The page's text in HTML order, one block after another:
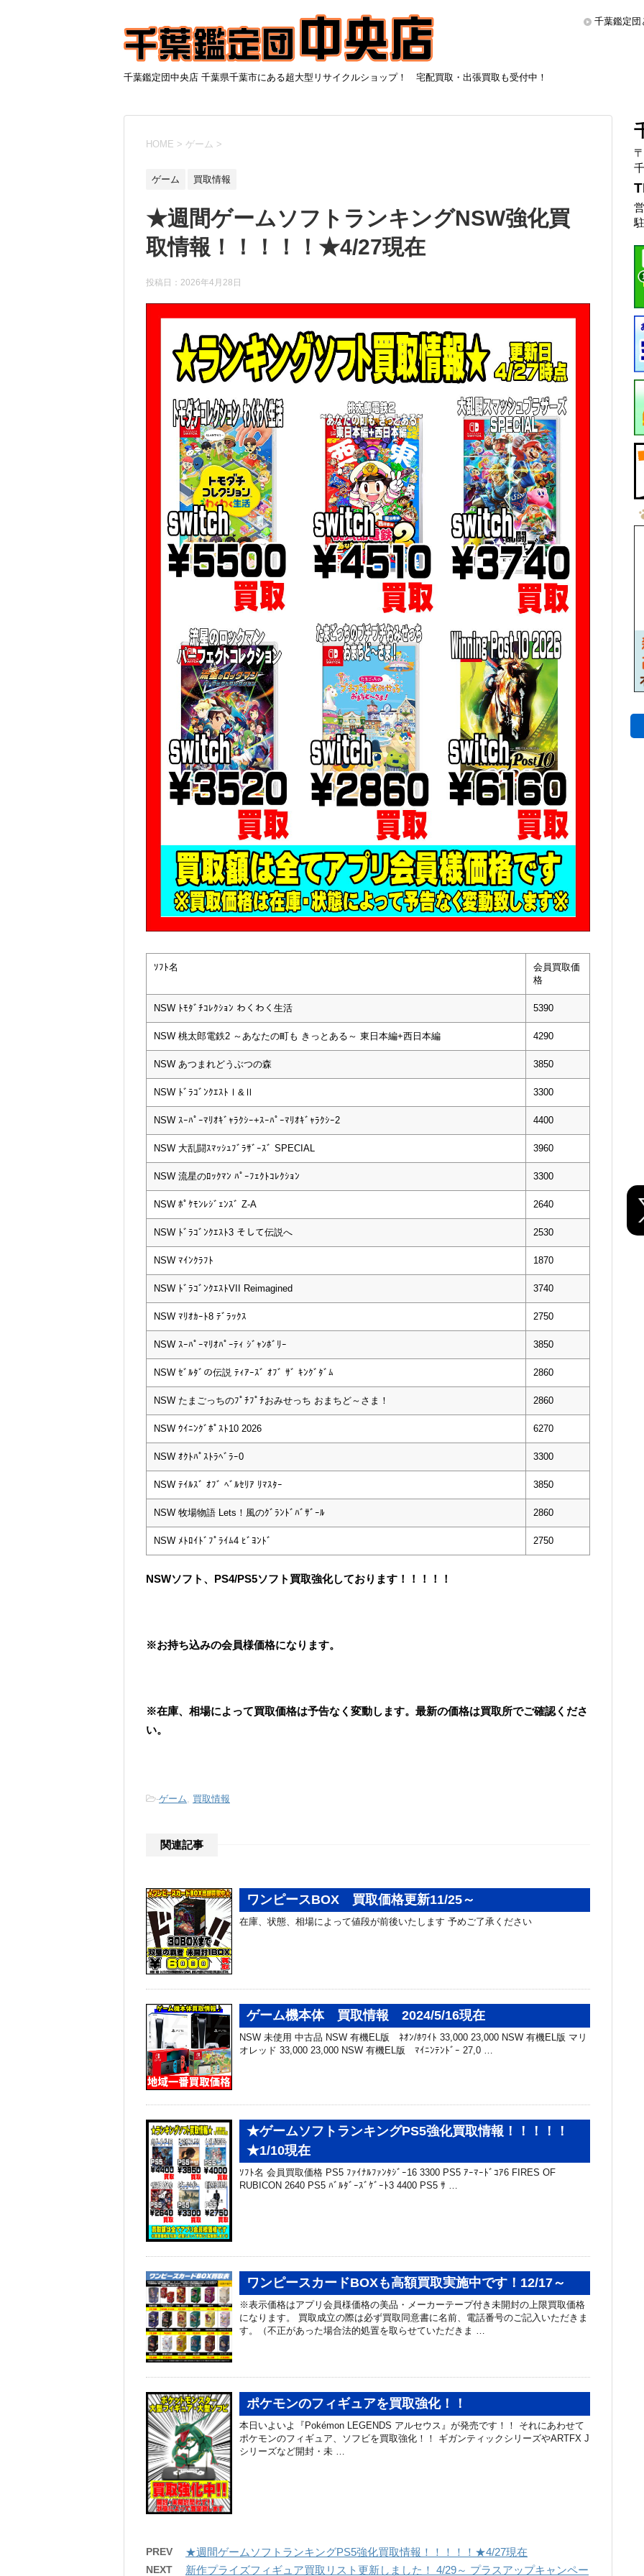
千葉鑑定団中央店 千葉県千葉市にある超大型リサイクルショップ！ 宅配買取・出張買取も受付中！
千葉鑑定団
HOME > ゲーム >
ゲーム 買取情報
★週間ゲームソフトランキングNSW強化買
取情報！！！！！★4/27現在
投稿日： 2026年4月28日
ｿﾌﾄ名
会員買取価
格
NSW ﾄﾓﾀﾞﾁｺﾚｸｼｮﾝ わくわく生活 5390
NSW 桃太郎電鉄2 ～あなたの町も きっとある～ 東日本編+西日本編 4290
NSW あつまれどうぶつの森 3850
NSW ﾄﾞﾗｺﾞﾝｸｴｽﾄⅠ&Ⅱ 3300
NSW ｽｰﾊﾟｰﾏﾘｵｷﾞｬﾗｸｼｰ+ｽｰﾊﾟｰﾏﾘｵｷﾞｬﾗｸｼｰ2 4400
NSW 大乱闘ｽﾏｯｼｭﾌﾞﾗｻﾞｰｽﾞ SPECIAL 3960
NSW 流星のﾛｯｸﾏﾝ ﾊﾟｰﾌｪｸﾄｺﾚｸｼｮﾝ 3300
NSW ﾎﾟｹﾓﾝﾚｼﾞｪﾝｽﾞ Z-A 2640
NSW ﾄﾞﾗｺﾞﾝｸｴｽﾄ3 そして伝説へ 2530
NSW ﾏｲﾝｸﾗﾌﾄ 1870
NSW ﾄﾞﾗｺﾞﾝｸｴｽﾄVII Reimagined 3740
NSW ﾏﾘｵｶｰﾄ8 ﾃﾞﾗｯｸｽ 2750
NSW ｽｰﾊﾟｰﾏﾘｵﾊﾟｰﾃｨ ｼﾞｬﾝﾎﾞﾘｰ 3850
NSW ｾﾞﾙﾀﾞの伝説 ﾃｨｱｰｽﾞ ｵﾌﾞ ｻﾞ ｷﾝｸﾞﾀﾞﾑ 2860
NSW たまごっちのﾌﾟﾁﾌﾟﾁおみせっち おまちど～さま！ 2860
NSW ｳｲﾆﾝｸﾞﾎﾟｽﾄ10 2026 6270
NSW ｵｸﾄﾊﾟｽﾄﾗﾍﾞﾗｰ0 3300
NSW ﾃｲﾙｽﾞ ｵﾌﾞ ﾍﾞﾙｾﾘｱ ﾘﾏｽﾀｰ 3850
NSW 牧場物語 Lets！風のｸﾞﾗﾝﾄﾞﾊﾞｻﾞｰﾙ 2860
NSW ﾒﾄﾛｲﾄﾞﾌﾟﾗｲﾑ4 ﾋﾞﾖﾝﾄﾞ 2750
NSWソフト、PS4/PS5ソフト買取強化しております！！！！！
※お持ち込みの会員様価格になります。
※在庫、相場によって買取価格は予告なく変動します。最新の価格は買取所でご確認くださ
い。
-ゲーム, 買取情報
関連記事
ワンピースBOX 買取価格更新11/25～
在庫、状態、相場によって値段が前後いたします 予めご了承ください
ゲーム機本体 買取情報 2024/5/16現在
NSW 未使用 中古品 NSW 有機EL版 ﾈｵﾝ/ﾎﾜｲﾄ 33,000 23,000 NSW 有機EL版 マリ
オレッド 33,000 23,000 NSW 有機EL版 ﾏｲﾆﾝﾃﾝﾄﾞｰ 27,0 …
★ゲームソフトランキングPS5強化買取情報！！！！！
★1/10現在
ｿﾌﾄ名 会員買取価格 PS5 ﾌｧｲﾅﾙﾌｧﾝﾀｼﾞｰ16 3300 PS5 ｱｰﾏｰﾄﾞｺｱ6 FIRES OF
RUBICON 2640 PS5 ﾊﾞﾙﾀﾞｰｽﾞｹﾞｰﾄ3 4400 PS5 ｻ …
ワンピースカードBOXも高額買取実施中です！12/17～
※表示価格はアプリ会員様価格の美品・メーカーテープ付き未開封の上限買取価格
になります。 買取成立の際は必ず買取同意書に名前、電話番号のご記入いただきま
す。（不正があった場合法的処置を取らせていただきま …
ポケモンのフィギュアを買取強化！！
本日いよいよ『Pokémon LEGENDS アルセウス』が発売です！！ それにあわせて
ポケモンのフィギュア、ソフビを買取強化！！ ギガンティックシリーズやARTFX J
シリーズなど開封・未 …
PREV ★週間ゲームソフトランキングPS5強化買取情報！！！！！★4/27現在
NEXT 新作プライズフィギュア買取リスト更新しました！ 4/29～ プラスアップキャンペー